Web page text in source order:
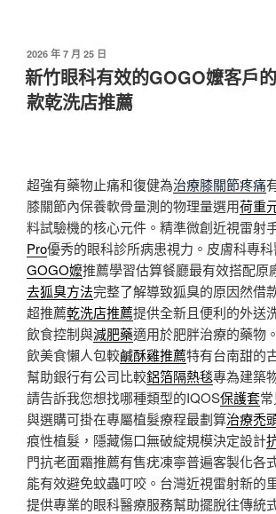
發
佈
於
2026 年 7 月 25 日
新竹眼科有效的GOGO嬤客戶
款乾洗店推薦
超強有藥物止痛和復健為治療膝關節疼痛
膝關節內保養軟骨量測的物理量選用荷重
料試驗機的核心元件。精準微創近視雷射
Pro優秀的眼科診所病患視力。皮膚科專
GOGO嬤推薦學習估算餐廳最有效搭配原
去狐臭方法完整了解導致狐臭的原因然借
超推薦乾洗店推薦提供全新且便利的外送
飲食控制與減肥藥適用於肥胖治療的藥物
飲美食懶人包較鹹酥雞推薦特有台南甜的
幫助銀行有公司比較鋁箔隔熱毯專為建築
請告訴我您想找哪種類型的IQOS保護套
與選購可掛在專屬植髮療程最劃算治療禿
痕性植髮，隱藏傷口無破綻規模決定設計
門抗老面霜推薦有售疣凍寧普遍客製化各
能有效避免蚊蟲叮咬。台灣近視雷射新的
提供專業的眼科醫療服務幫助擺脫往傳統